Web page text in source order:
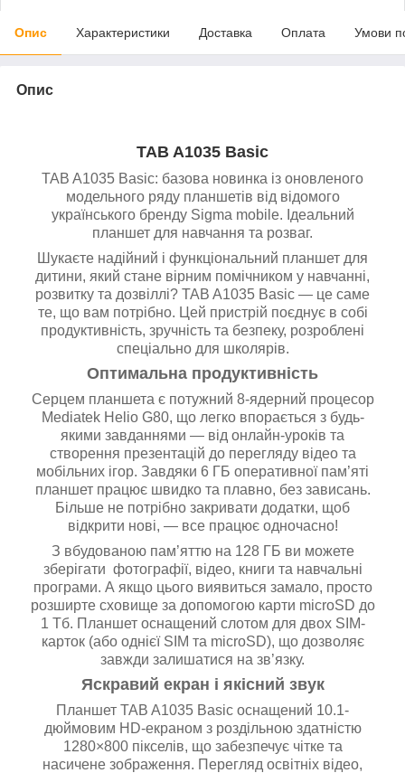
Опис Характеристики Доставка Оплата Умови
Опис
TAB A1035 Basic
TAB A1035 Basic: базова новинка із оновленого
модельного ряду планшетів від відомого
українського бренду Sigma mobile. Ідеальний
планшет для навчання та розваг.
Шукаєте надійний і функціональний планшет для
дитини, який стане вірним помічником у навчанні,
розвитку та дозвіллі? TAB A1035 Basic — це саме
те, що вам потрібно. Цей пристрій поєднує в собі
продуктивність, зручність та безпеку, розроблені
спеціально для школярів.
Оптимальна продуктивність
Серцем планшета є потужний 8-ядерний процесор
Mediatek Helio G80, що легко впорається з будь-
якими завданнями — від онлайн-уроків та
створення презентацій до перегляду відео та
мобільних ігор. Завдяки 6 ГБ оперативної пам’яті
планшет працює швидко та плавно, без зависань.
Більше не потрібно закривати додатки, щоб
відкрити нові, — все працює одночасно!
З вбудованою пам’яттю на 128 ГБ ви можете
зберігати фотографії, відео, книги та навчальні
програми. А якщо цього виявиться замало, просто
розширте сховище за допомогою карти microSD до
1 Тб. Планшет оснащений слотом для двох SIM-
карток (або однієї SIM та microSD), що дозволяє
завжди залишатися на зв’язку.
Яскравий екран і якісний звук
Планшет TAB A1035 Basic оснащений 10.1-
дюймовим HD-екраном з роздільною здатністю
1280×800 пікселів, що забезпечує чітке та
насичене зображення. Перегляд освітніх відео,